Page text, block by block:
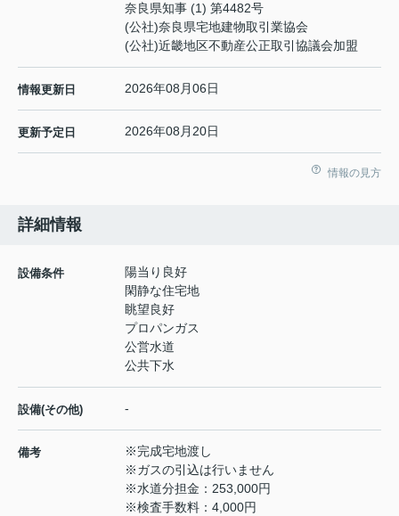
奈良県知事 (1) 第4482号
(公社)奈良県宅地建物取引業協会
(公社)近畿地区不動産公正取引協議会加盟
情報更新日 2026年08月06日
更新予定日 2026年08月20日
情報の見方
詳細情報
設備条件
陽当り良好
閑静な住宅地
眺望良好
プロパンガス
公営水道
公共下水
設備(その他) -
備考
※完成宅地渡し
※ガスの引込は行いません
※水道分担金：253,000円
※検査手数料：4,000円